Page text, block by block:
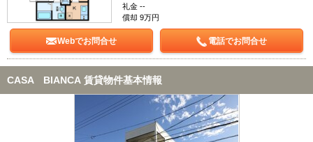
礼金 --
償却 9万円
Webでお問合せ 電話でお問合せ
CASA BIANCA 賃貸物件基本情報